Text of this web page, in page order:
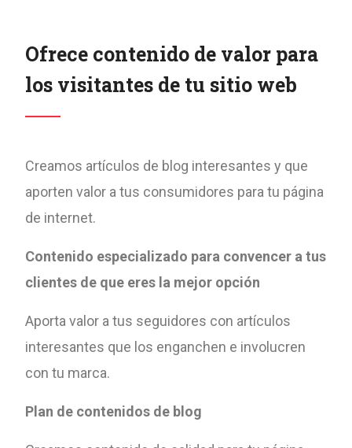
Ofrece contenido de valor para
los visitantes de tu sitio web
Creamos artículos de blog interesantes y que
aporten valor a tus consumidores para tu página
de internet.
Contenido especializado para convencer a tus
clientes de que eres la mejor opción
Aporta valor a tus seguidores con artículos
interesantes que los enganchen e involucren
con tu marca.
Plan de contenidos de blog